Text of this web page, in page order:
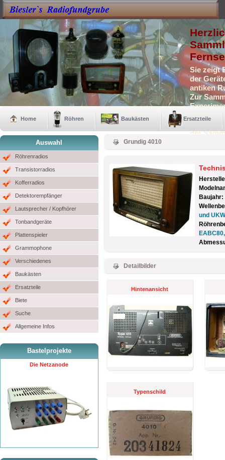
Sie zeigt
der
antiken
Zur
der
Home Röhren Baukästen Ersatzteile
Auswahl
Röhrenradios
Transistorradios
Kofferradios
Detektorempfänger
Lautsprecher / Kopfhörer
Tonbandgeräte
Plattenspieler
Grammophone
Verschiedenes
Baukästen
Ersatzteile
Biete
Suche
Allgemeine Infos
Bastelprojekte
Die Netzanode
Grundig 4010
Baujahr:
und UKW
Detailbilder
Hintenansicht
Typenschild